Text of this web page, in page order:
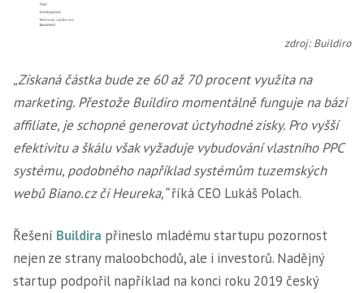
zdroj: Buildiro
„Získaná částka bude ze 60 až 70 procent využita na
marketing. Přestože Buildiro momentálně funguje na bázi
affiliate, je schopné generovat úctyhodné zisky. Pro vyšší
efektivitu a škálu však vyžaduje vybudování vlastního PPC
systému, podobného například systémům tuzemských
webů Biano.cz či Heureka,“říká CEO Lukáš Polach.
Řešení Buildira přineslo mladému startupu pozornost
nejen ze strany maloobchodů, ale i investorů. Nadějný
startup podpořil například na konci roku 2019 český